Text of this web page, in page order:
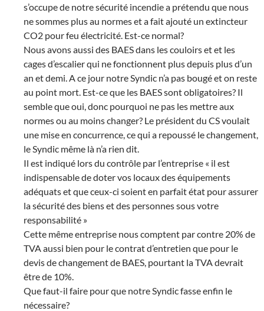
s’occupe de notre sécurité incendie a prétendu que nous
ne sommes plus au normes et a fait ajouté un extincteur
CO2 pour feu électricité. Est-ce normal?
Nous avons aussi des BAES dans les couloirs et et les
cages d’escalier qui ne fonctionnent plus depuis plus d’un
an et demi. A ce jour notre Syndic n’a pas bougé et on reste
au point mort. Est-ce que les BAES sont obligatoires? Il
semble que oui, donc pourquoi ne pas les mettre aux
normes ou au moins changer? Le président du CS voulait
une mise en concurrence, ce qui a repoussé le changement,
le Syndic même là n’a rien dit.
Il est indiqué lors du contrôle par l’entreprise « il est
indispensable de doter vos locaux des équipements
adéquats et que ceux-ci soient en parfait état pour assurer
la sécurité des biens et des personnes sous votre
responsabilité »
Cette même entreprise nous comptent par contre 20% de
TVA aussi bien pour le contrat d’entretien que pour le
devis de changement de BAES, pourtant la TVA devrait
être de 10%.
Que faut-il faire pour que notre Syndic fasse enfin le
nécessaire?